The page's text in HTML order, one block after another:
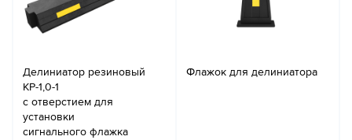
Делиниатор резиновый
КР-1,0-1
с отверстием для
установки
сигнального флажка
Флажок для делиниатора